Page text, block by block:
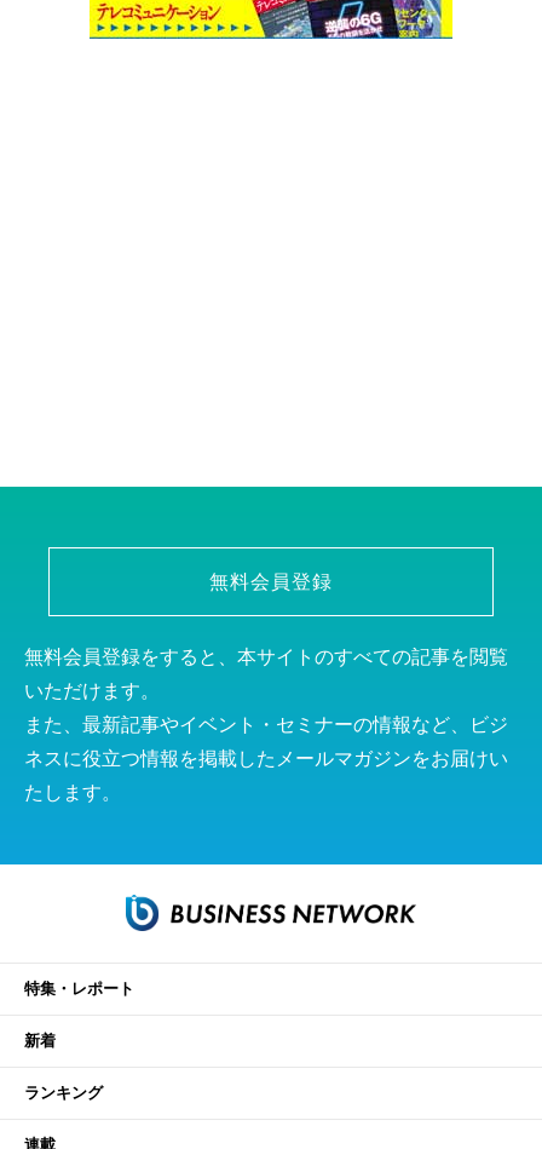
無料会員登録
無料会員登録をすると、本サイトのすべての記事を閲覧
いただけます。
また、最新記事やイベント・セミナーの情報など、ビジ
ネスに役立つ情報を掲載したメールマガジンをお届けい
たします。
特集・レポート
新着
ランキング
連載